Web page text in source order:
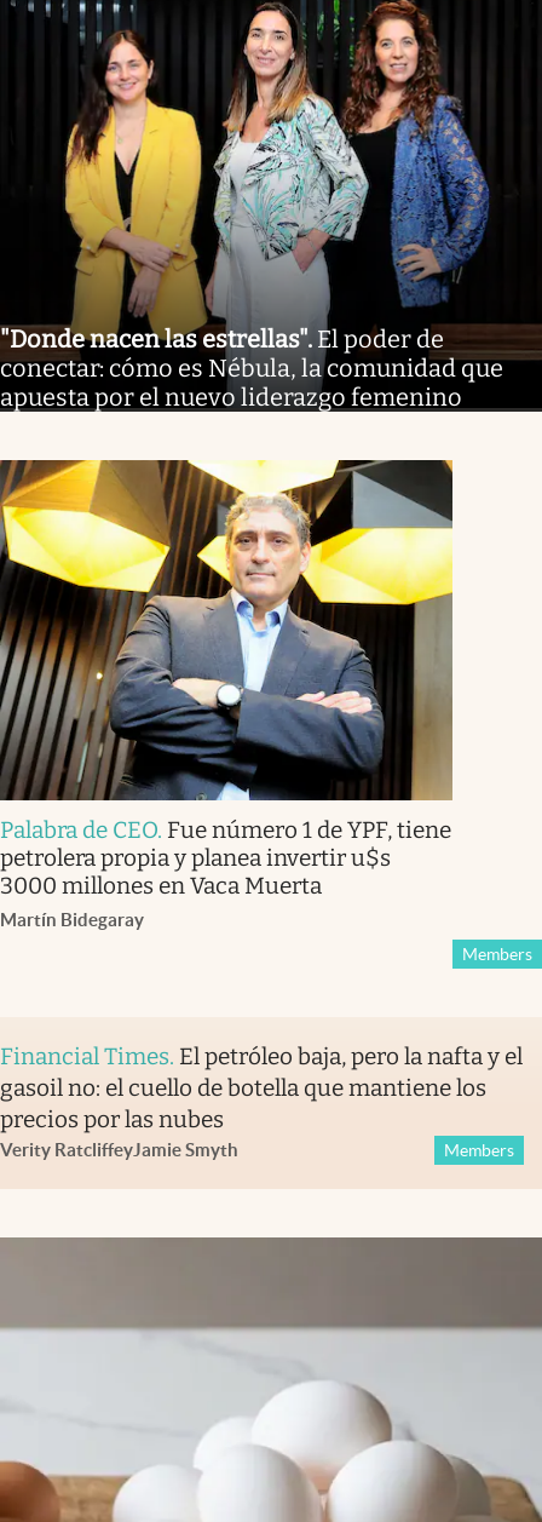
"Donde nacen las estrellas". El poder de
conectar: cómo es Nébula, la comunidad que
apuesta por el nuevo liderazgo femenino
Palabra de CEO. Fue número 1 de YPF, tiene
petrolera propia y planea invertir u$s
3000 millones en Vaca Muerta
Martín Bidegaray
Members
Financial Times. El petróleo baja, pero la nafta y el
gasoil no: el cuello de botella que mantiene los
precios por las nubes
Verity RatcliffeyJamie Smyth Members